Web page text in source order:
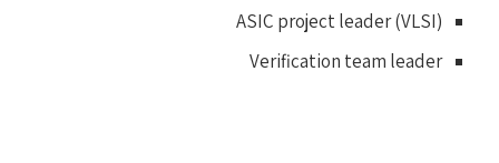
ASIC project leader (VLSI)
Verification team leader